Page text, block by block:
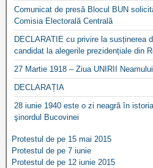
Comunicat de presă Blocul BUN
Comisia Electorală Centrală
DECLARATIE cu privire la susținerea
candidat la alegerile prezidențiale din
27 Martie 1918 – Ziua UNIRII
DECLARAȚIA
28 iunie 1940 este o zi neagră în
şinordul Bucovinei
Protestul de pe 15 mai 2015
Protestul de pe 7 iunie
Protestul de pe 12 iunie 2015